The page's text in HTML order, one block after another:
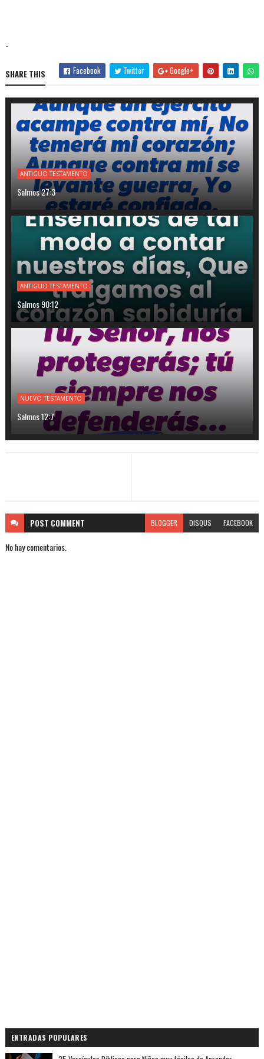
-
SHARE THIS Facebook Twitter Google+
ANTIGUO TESTAMENTO
Salmos 27:3
ANTIGUO TESTAMENTO
Salmos 90:12
NUEVO TESTAMENTO
Salmos 12:7
POST COMMENT BLOGGER DISQUS FACEBOOK
No hay comentarios.
ENTRADAS POPULARES